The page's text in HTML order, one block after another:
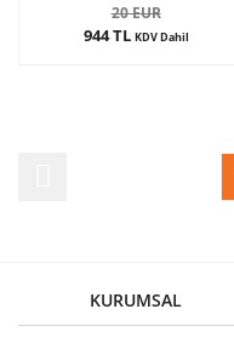
20 EUR
944 TL KDV Dahil
KURUMSAL